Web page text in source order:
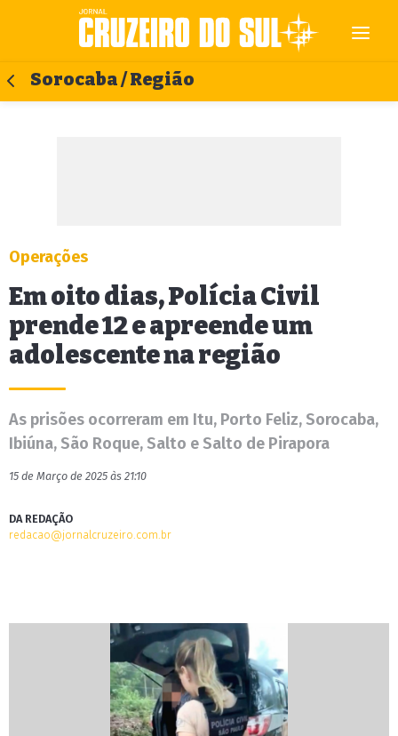
Sorocaba / Região
Operações
Em oito dias, Polícia Civil
prende 12 e apreende um
adolescente na região
As prisões ocorreram em Itu, Porto Feliz, Sorocaba,
Ibiúna, São Roque, Salto e Salto de Pirapora
15 de Março de 2025 às 21:10
DA REDAÇÃO
redacao@jornalcruzeiro.com.br